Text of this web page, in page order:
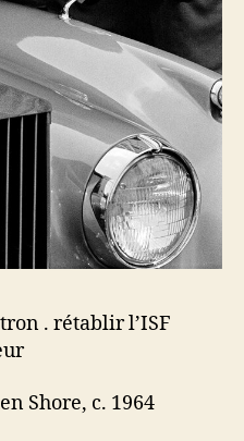
. rétablir l’ISF
Shore, c. 1964